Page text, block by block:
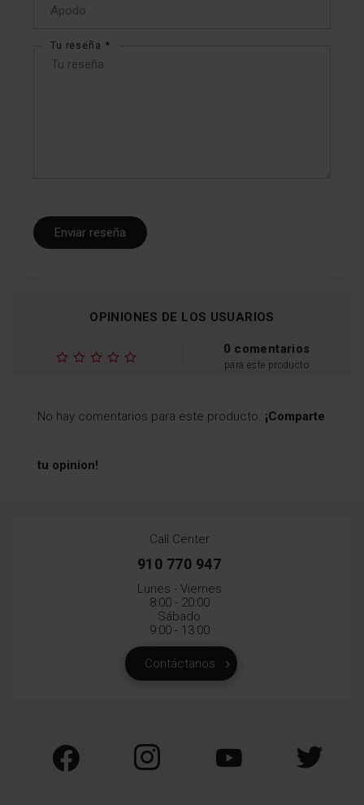
Tu reseña
Enviar reseña
OPINIONES DE LOS USUARIOS
0 comentarios
para este producto
No hay comentarios para este producto. ¡Comparte
tu opinion!
Call Center
910 770 947
Lunes - Viernes
8:00 - 20:00
Sábado
9:00 - 13:00
Contáctanos